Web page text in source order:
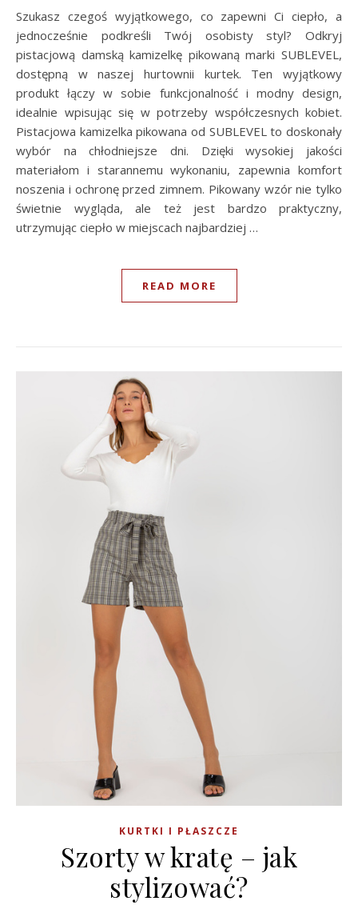
Szukasz czegoś wyjątkowego, co zapewni Ci ciepło, a
jednocześnie podkreśli Twój osobisty styl? Odkryj
pistacjową damską kamizelkę pikowaną marki SUBLEVEL,
dostępną w naszej hurtownii kurtek. Ten wyjątkowy
produkt łączy w sobie funkcjonalność i modny design,
idealnie wpisując się w potrzeby współczesnych kobiet.
Pistacjowa kamizelka pikowana od SUBLEVEL to doskonały
wybór na chłodniejsze dni. Dzięki wysokiej jakości
materiałom i starannemu wykonaniu, zapewnia komfort
noszenia i ochronę przed zimnem. Pikowany wzór nie tylko
świetnie wygląda, ale też jest bardzo praktyczny,
utrzymując ciepło w miejscach najbardziej …
READ MORE
KURTKI I PŁASZCZE
Szorty w kratę – jak
stylizować?